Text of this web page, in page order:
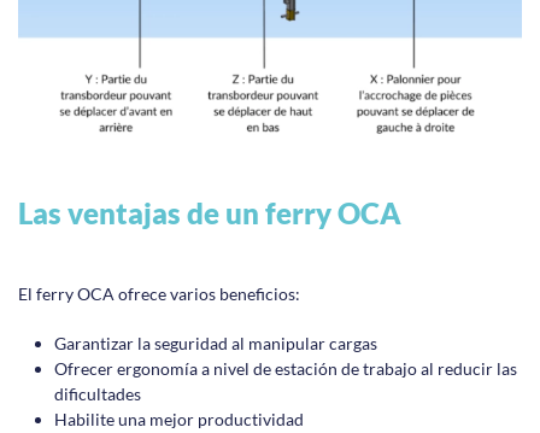
Las ventajas de un ferry OCA
El ferry OCA ofrece varios beneficios:
Garantizar la seguridad al manipular cargas
Ofrecer ergonomía a nivel de estación de trabajo al reducir las
dificultades
Habilite una mejor productividad